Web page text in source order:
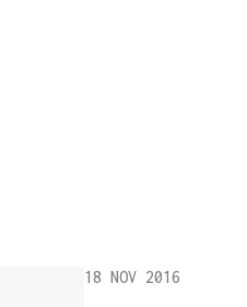
18 NOV 2016